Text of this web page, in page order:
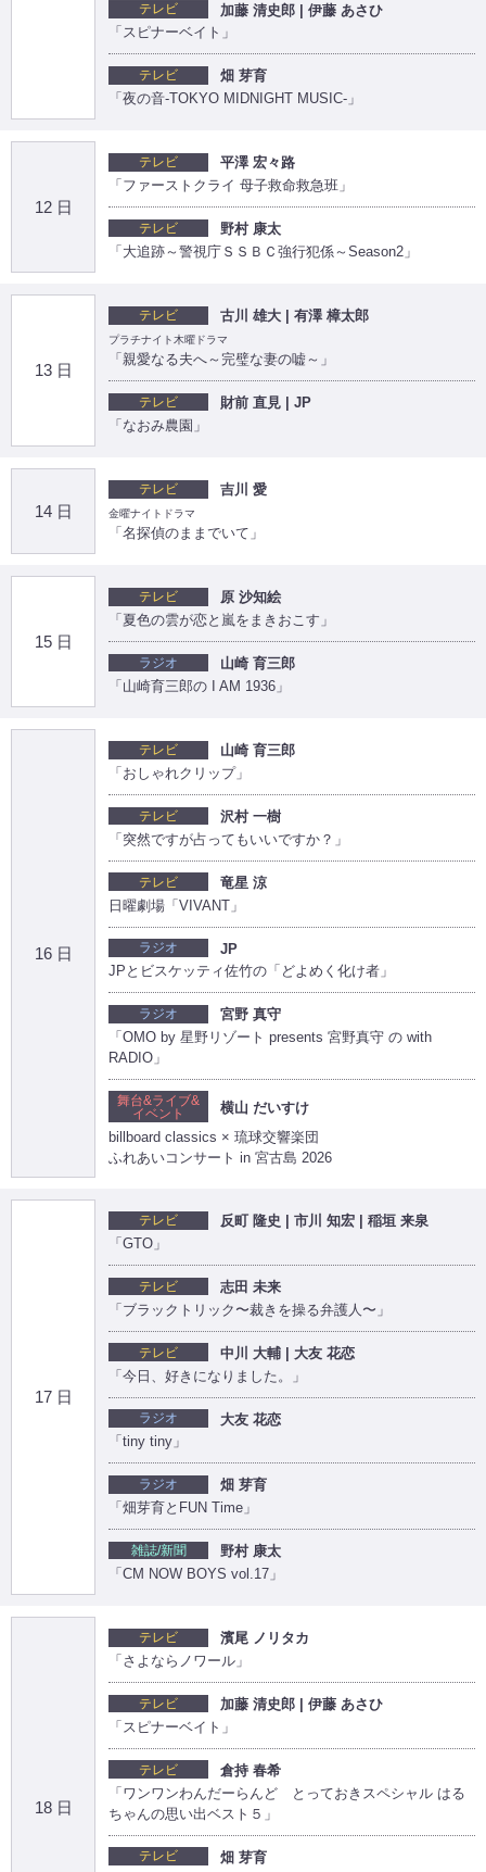
テレビ
加藤 清史郎 | 伊藤 あさひ
「スピナーベイト」
テレビ
畑 芽育
「夜の音-TOKYO MIDNIGHT MUSIC-」
12 日
テレビ
平澤 宏々路
「ファーストクライ 母子救命救急班」
テレビ
野村 康太
「大追跡～警視庁ＳＳＢＣ強行犯係～Season2」
13 日
テレビ 古川 雄大 | 有澤 樟太郎
プラチナイト木曜ドラマ
「親愛なる夫へ～完璧な妻の嘘～」
テレビ
財前 直見 | JP
「なおみ農園」
14 日
テレビ 吉川 愛
金曜ナイトドラマ
「名探偵のままでいて」
15 日
テレビ
原 沙知絵
「夏色の雲が恋と嵐をまきおこす」
ラジオ
山崎 育三郎
「山崎育三郎の I AM 1936」
16 日
テレビ
山崎 育三郎
「おしゃれクリップ」
テレビ
沢村 一樹
「突然ですが占ってもいいですか？」
テレビ
竜星 涼
日曜劇場「VIVANT」
ラジオ
JP
JPとビスケッティ佐竹の「どよめく化け者」
ラジオ
宮野 真守
「OMO by 星野リゾート presents 宮野真守 の with
RADIO」
舞台&ライブ&
イベント
横山 だいすけ
billboard classics × 琉球交響楽団
ふれあいコンサート in 宮古島 2026
17 日
テレビ
反町 隆史 | 市川 知宏 | 稲垣 来泉
「GTO」
テレビ
志田 未来
「ブラックトリック〜裁きを操る弁護人〜」
テレビ
中川 大輔 | 大友 花恋
「今日、好きになりました。」
ラジオ
大友 花恋
「tiny tiny」
ラジオ
畑 芽育
「畑芽育とFUN Time」
雑誌/新聞
野村 康太
「CM NOW BOYS vol.17」
18 日
テレビ
濱尾 ノリタカ
「さよならノワール」
テレビ
加藤 清史郎 | 伊藤 あさひ
「スピナーベイト」
テレビ
倉持 春希
「ワンワンわんだーらんど とっておきスペシャル はる
ちゃんの思い出ベスト５」
テレビ
畑 芽育